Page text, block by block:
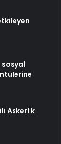
sosyal
Askerlik